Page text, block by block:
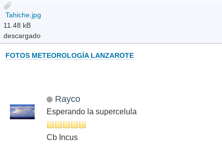
Tahiche.jpg
11.48 kB
descargado
FOTOS METEOROLOGÍA LANZAROTE
Rayco
Esperando la supercelula
Cb Incus